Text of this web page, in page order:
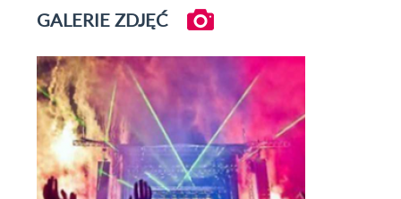
GALERIE ZDJĘĆ